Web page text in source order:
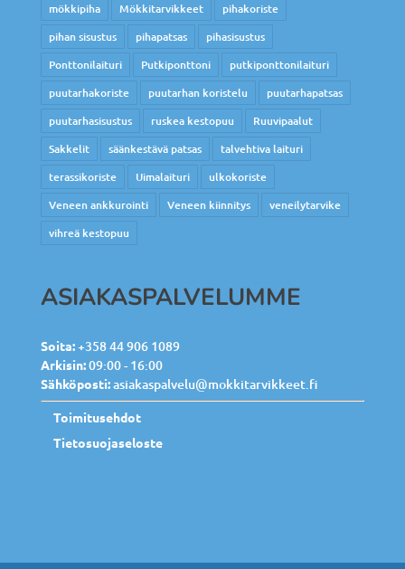
mökkipiha
Mökkitarvikkeet
pihakoriste
pihan sisustus
pihapatsas
pihasisustus
Ponttonilaituri
Putkiponttoni
putkiponttonilaituri
puutarhakoriste
puutarhan koristelu
puutarhapatsas
puutarhasisustus
ruskea kestopuu
Ruuvipaalut
Sakkelit
säänkestävä patsas
talvehtiva laituri
terassikoriste
Uimalaituri
ulkokoriste
Veneen ankkurointi
Veneen kiinnitys
veneilytarvike
vihreä kestopuu
ASIAKASPALVELUMME
Soita:+358 44 906 1089
Arkisin:09:00 - 16:00
Sähköposti:asiakaspalvelu@mokkitarvikkeet.fi
Toimitusehdot
Tietosuojaseloste